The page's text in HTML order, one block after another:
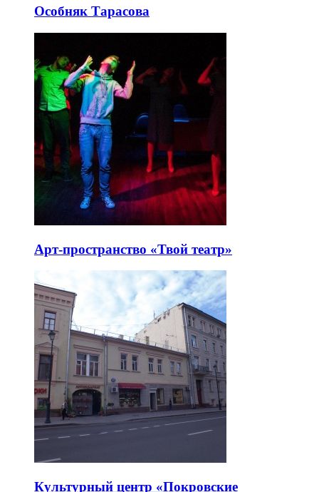
Особняк Тарасова
Арт-пространство «Твой театр»
Культурный центр «Покровские